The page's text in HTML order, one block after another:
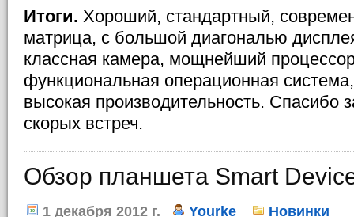
Итоги. Хороший, стандартный,
матрица, с большой диагональю
классная камера, мощнейший
функциональная операционная
высокая производительность. Спасибо
скорых встреч.
Обзор планшета Smart
1 декабря 2012 г. Yourke Новинки